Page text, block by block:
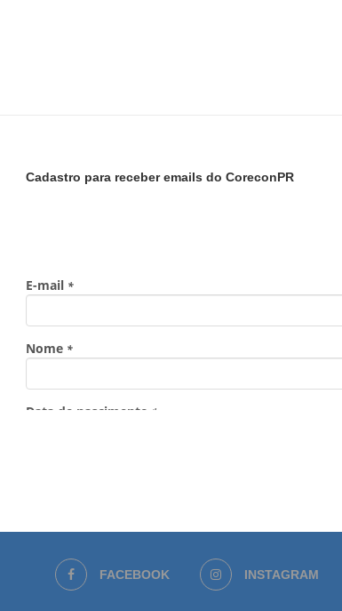
Cadastro para receber emails do CoreconPR
FACEBOOK INSTAGRAM